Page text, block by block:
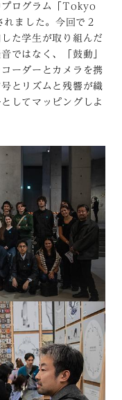
プログラム「Tokyo
ました。今回で２
た学生が取り組んだ
ではなく、「鼓動」
ーダーとカメラを携
とリズムと残響が織
してマッピングしよ